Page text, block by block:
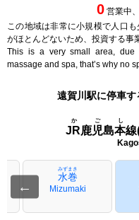
0 営業中、
この地域は非常に小規模で人口
がほとんどないため、投資する事
This is a very small area, due
massage and spa, that’s why no
遠賀川駅に停車す
JR鹿児島本
かごし
←
水巻
みずまき
Mizumaki